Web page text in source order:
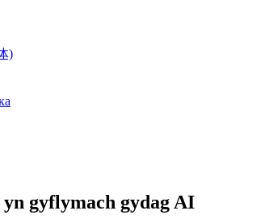
)
gyflymach gydag AI